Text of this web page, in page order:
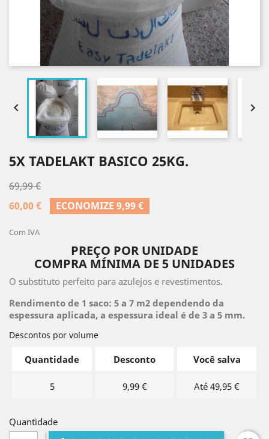
 
5X TADELAKT BASICO 25KG.
69,99 €
60,00 €
ECONOMIZE 9,99 €
Com IVA
PREÇO POR UNIDADE
COMPRA MÍNIMA DE 5 UNIDADES
O substituto perfeito para azulejos e revestimentos.
Rendimento de 1 saco: 5 a 7 m2 dependendo da
espessura aplicada, a espessura ideal é de 3 a 5 mm.
Descontos por volume
Quantidade Desconto Você salva
5 9,99 € Até 49,95 €
Quantidade